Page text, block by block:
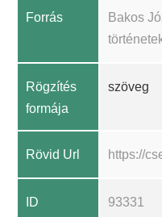
Forrás
Bakos
Rögzítés
formája
szöveg
Rövid Url https://
ID 93331